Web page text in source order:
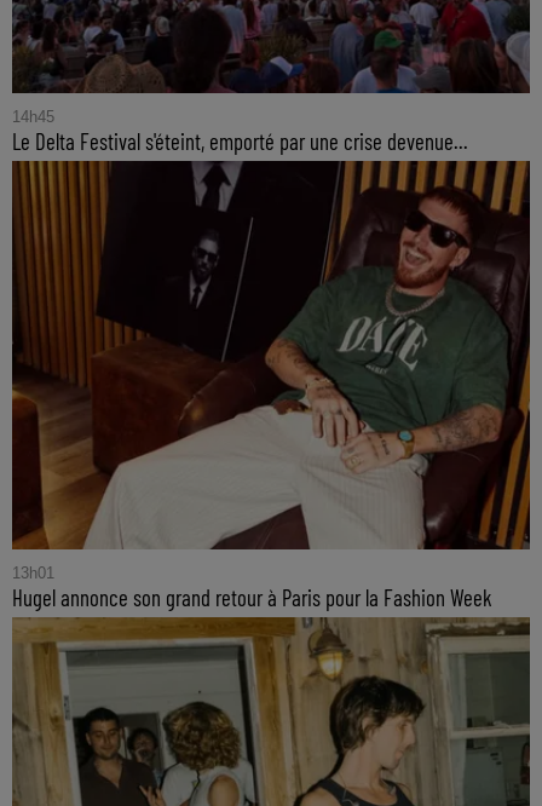
14h45
Le Delta Festival s'éteint, emporté par une crise devenue...
13h01
Hugel annonce son grand retour à Paris pour la Fashion Week